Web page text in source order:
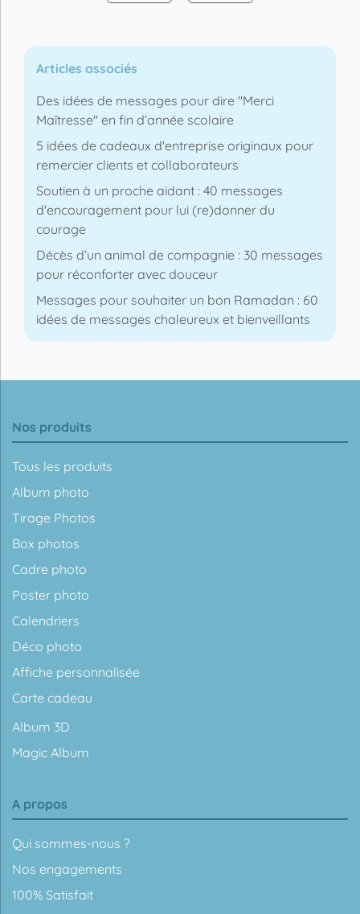
Articles associés
Des idées de messages pour dire "Merci
Maîtresse" en fin d’année scolaire
5 idées de cadeaux d'entreprise originaux pour
remercier clients et collaborateurs
Soutien à un proche aidant : 40 messages
d'encouragement pour lui (re)donner du
courage
Décès d’un animal de compagnie : 30 messages
pour réconforter avec douceur
Messages pour souhaiter un bon Ramadan : 60
idées de messages chaleureux et bienveillants
Nos produits
Tous les produits
Album photo
Tirage Photos
Box photos
Cadre photo
Poster photo
Calendriers
Déco photo
Affiche personnalisée
Carte cadeau
Album 3D
Magic Album
A propos
Qui sommes-nous ?
Nos engagements
100% Satisfait